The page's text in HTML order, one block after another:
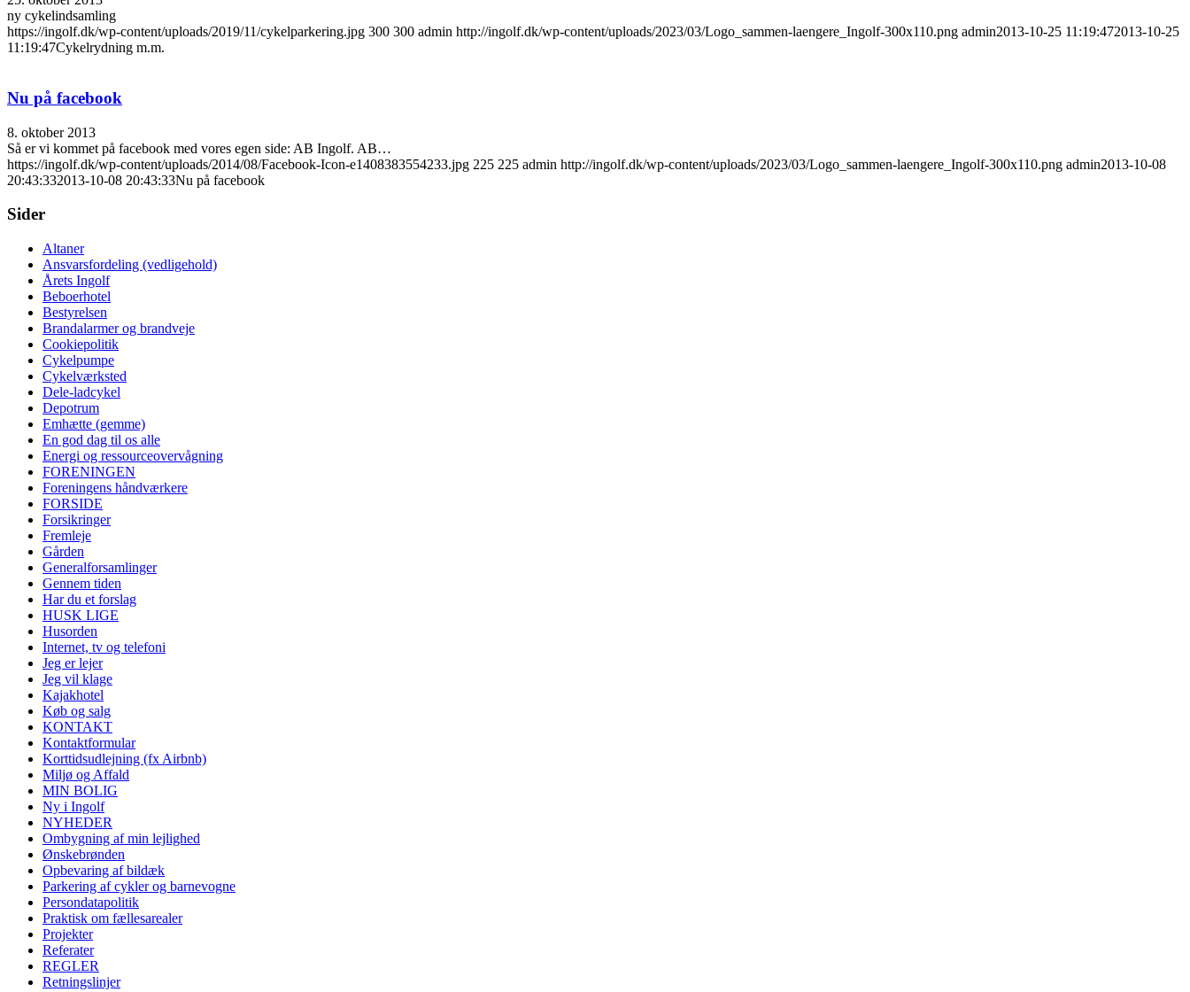
ny cykelindsamling
https://ingolf.dk/wp-content/uploads/2019/11/cykelparkering.jpg 300 300 admin http://ingolf.dk/wp-content/uploads/2023/03/Logo_sammen-laengere_Ingolf-300x110.png admin2013-10-25 11:19:472013-10-25
11:19:47Cykelrydning m.m.
Nu på facebook
8. oktober 2013
Så er vi kommet på facebook med vores egen side: AB Ingolf. AB…
https://ingolf.dk/wp-content/uploads/2014/08/Facebook-Icon-e1408383554233.jpg 225 225 admin http://ingolf.dk/wp-content/uploads/2023/03/Logo_sammen-laengere_Ingolf-300x110.png admin2013-10-08
20:43:332013-10-08 20:43:33Nu på facebook
Sider
Altaner
Ansvarsfordeling (vedligehold)
Årets Ingolf
Beboerhotel
Bestyrelsen
Brandalarmer og brandveje
Cookiepolitik
Cykelpumpe
Cykelværksted
Dele-ladcykel
Depotrum
Emhætte (gemme)
En god dag til os alle
Energi og ressourceovervågning
FORENINGEN
Foreningens håndværkere
FORSIDE
Forsikringer
Fremleje
Gården
Generalforsamlinger
Gennem tiden
Har du et forslag
HUSK LIGE
Husorden
Internet, tv og telefoni
Jeg er lejer
Jeg vil klage
Kajakhotel
Køb og salg
KONTAKT
Kontaktformular
Korttidsudlejning (fx Airbnb)
Miljø og Affald
MIN BOLIG
Ny i Ingolf
NYHEDER
Ombygning af min lejlighed
Ønskebrønden
Opbevaring af bildæk
Parkering af cykler og barnevogne
Persondatapolitik
Praktisk om fællesarealer
Projekter
Referater
REGLER
Retningslinjer